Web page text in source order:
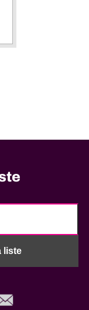
liste